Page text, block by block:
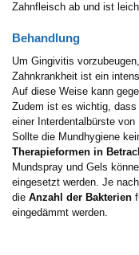
Zahnfleisch ab und ist
Behandlung
Um Gingivitis
Zahnkrankheit ist ein
Auf diese Weise kann
Zudem ist es wichtig,
einer Interdentalbürste
Sollte die Mundhygiene
Therapieformen in
Mundspray und Gels
eingesetzt werden. Je
die Anzahl der Bakterien
eingedämmt werden.